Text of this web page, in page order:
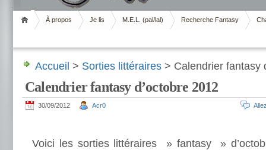
Livrement
À propos Je lis M.E.L. (pal/lal) Recherche Fantasy
Accueil > Sorties littéraires > Calendrier fantasy
Calendrier fantasy d’octobre 2012
30/09/2012 Acr0
Voici les sorties littéraires » fantasy »